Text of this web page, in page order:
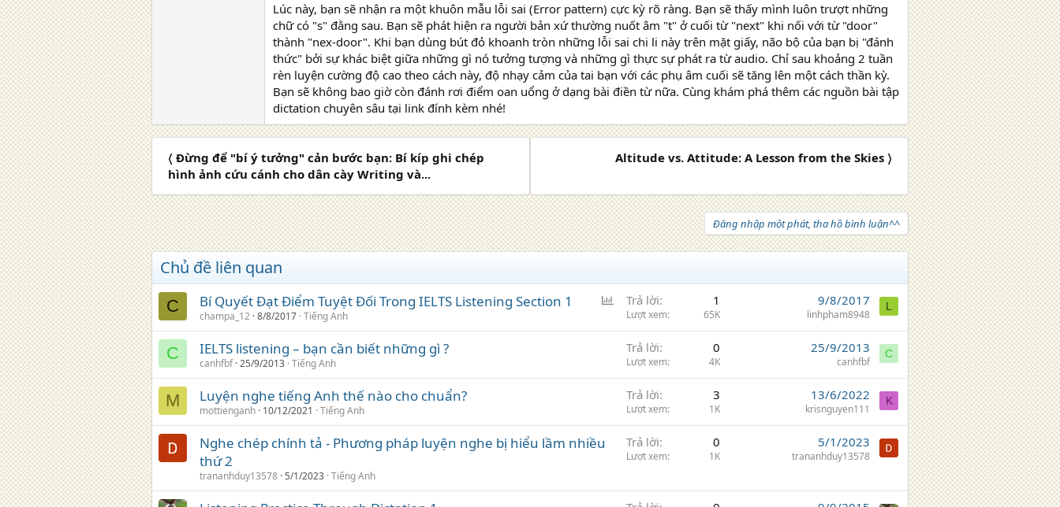
Lúc này, bạn sẽ nhận ra một khuôn mẫu lỗi sai (Error pattern) cực kỳ rõ ràng. Bạn sẽ thấy mình luôn trượt những
chữ có "s" đằng sau. Bạn sẽ phát hiện ra người bản xứ thường nuốt âm "t" ở cuối từ "next" khi nối với từ "door"
thành "nex-door". Khi bạn dùng bút đỏ khoanh tròn những lỗi sai chi li này trên mặt giấy, não bộ của bạn bị "đánh
thức" bởi sự khác biệt giữa những gì nó tưởng tượng và những gì thực sự phát ra từ audio. Chỉ sau khoảng 2 tuần
rèn luyện cường độ cao theo cách này, độ nhạy cảm của tai bạn với các phụ âm cuối sẽ tăng lên một cách thần kỳ.
Bạn sẽ không bao giờ còn đánh rơi điểm oan uổng ở dạng bài điền từ nữa. Cùng khám phá thêm các nguồn bài tập
dictation chuyên sâu tại link đính kèm nhé!
〈 Đừng để "bí ý tưởng" cản bước bạn: Bí kíp ghi chép
hình ảnh cứu cánh cho dân cày Writing và...
Altitude vs. Attitude: A Lesson from the Skies 〉
Đăng nhập một phát, tha hồ bình luận^^
Chủ đề liên quan
C
n
h
Bí Quyết Đạt Điểm Tuyệt Đối Trong IELTS Listening Section 1
champa_12 8/8/2017 Tiếng Anh
Trả lời 1
Lượt xem 65K
9/8/2017
linhpham8948
L
C IELTS listening – bạn cần biết những gì ?
canhfbf 25/9/2013 Tiếng Anh
Trả lời 0
Lượt xem 4K
25/9/2013
canhfbf
C
M Luyện nghe tiếng Anh thế nào cho chuẩn?
mottienganh 10/12/2021 Tiếng Anh
Trả lời 3
Lượt xem 1K
13/6/2022
krisnguyen111
K
Nghe chép chính tả - Phương pháp luyện nghe bị hiểu lầm nhiều
thứ 2
trananhduy13578 5/1/2023 Tiếng Anh
Trả lời 0
Lượt xem 1K
5/1/2023
trananhduy13578